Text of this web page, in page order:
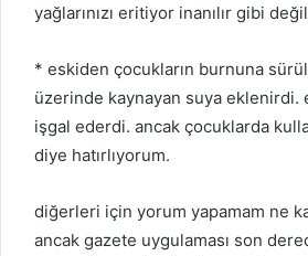
yağlarınızı eritiyor inanılır gibi
* eskiden çocukların burnuna
üzerinde kaynayan suya eklenirdi.
işgal ederdi. ancak çocuklarda
diye hatırlıyorum.
diğerleri için yorum yapamam ne
ancak gazete uygulaması son